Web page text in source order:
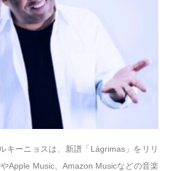
キーニョスは、新譜「Lágrimas」をリリ
Apple Music、Amazon Musicなどの音楽